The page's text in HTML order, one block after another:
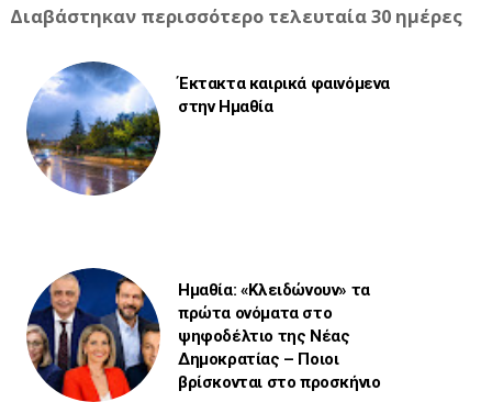
Διαβάστηκαν περισσότερο τελευταία 30 ημέρες
Έκτακτα καιρικά φαινόμενα
στην Ημαθία
Ημαθία: «Κλειδώνουν» τα
πρώτα ονόματα στο
ψηφοδέλτιο της Νέας
Δημοκρατίας – Ποιοι
βρίσκονται στο προσκήνιο